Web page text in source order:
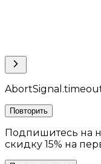
Повторить
Подпишитесь на
скидку 15% на